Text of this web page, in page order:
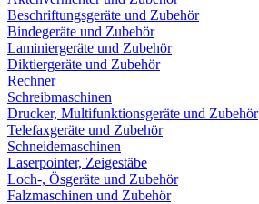
Beschriftungsgeräte und Zubehör
Bindegeräte und Zubehör
Laminiergeräte und Zubehör
Diktiergeräte und Zubehör
Rechner
Schreibmaschinen
Drucker, Multifunktionsgeräte und Zubehör
Telefaxgeräte und Zubehör
Schneidemaschinen
Laserpointer, Zeigestäbe
Loch-, Ösgeräte und Zubehör
Falzmaschinen und Zubehör